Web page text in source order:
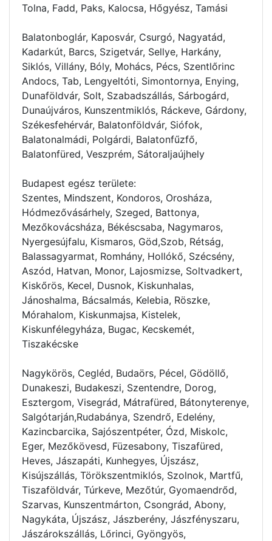
Tolna, Fadd, Paks, Kalocsa, Hőgyész, Tamási
Balatonboglár, Kaposvár, Csurgó, Nagyatád,
Kadarkút, Barcs, Szigetvár, Sellye, Harkány,
Siklós, Villány, Bóly, Mohács, Pécs, Szentlőrinc
Andocs, Tab, Lengyeltóti, Simontornya, Enying,
Dunaföldvár, Solt, Szabadszállás, Sárbogárd,
Dunaújváros, Kunszentmiklós, Ráckeve, Gárdony,
Székesfehérvár, Balatonföldvár, Siófok,
Balatonalmádi, Polgárdi, Balatonfűzfő,
Balatonfüred, Veszprém, Sátoraljaújhely
Budapest egész területe:
Szentes, Mindszent, Kondoros, Orosháza,
Hódmezővásárhely, Szeged, Battonya,
Mezőkovácsháza, Békéscsaba, Nagymaros,
Nyergesújfalu, Kismaros, Göd,Szob, Rétság,
Balassagyarmat, Romhány, Hollókő, Szécsény,
Aszód, Hatvan, Monor, Lajosmizse, Soltvadkert,
Kiskőrös, Kecel, Dusnok, Kiskunhalas,
Jánoshalma, Bácsalmás, Kelebia, Röszke,
Mórahalom, Kiskunmajsa, Kistelek,
Kiskunfélegyháza, Bugac, Kecskemét,
Tiszakécske
Nagykörös, Cegléd, Budaörs, Pécel, Gödöllő,
Dunakeszi, Budakeszi, Szentendre, Dorog,
Esztergom, Visegrád, Mátrafüred, Bátonyterenye,
Salgótarján,Rudabánya, Szendrő, Edelény,
Kazincbarcika, Sajószentpéter, Ózd, Miskolc,
Eger, Mezőkövesd, Füzesabony, Tiszafüred,
Heves, Jászapáti, Kunhegyes, Újszász,
Kisújszállás, Törökszentmiklós, Szolnok, Martfű,
Tiszaföldvár, Túrkeve, Mezőtúr, Gyomaendrőd,
Szarvas, Kunszentmárton, Csongrád, Abony,
Nagykáta, Újszász, Jászberény, Jászfényszaru,
Jászárokszállás, Lőrinci, Gyöngyös,